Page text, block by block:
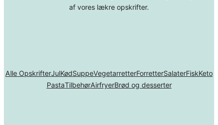
af vores lækre opskrifter.
Alle OpskrifterJulKødSuppeVegetarretterForretterSalaterFiskKeto
PastaTilbehørAirfryerBrød og desserter